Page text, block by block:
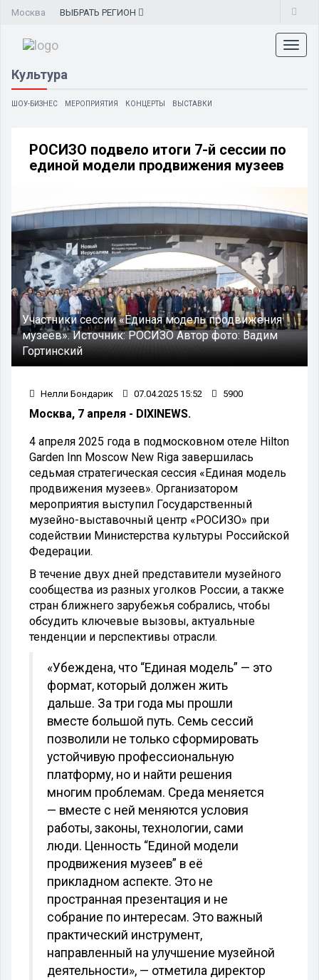
Москва ВЫБРАТЬ РЕГИОН
Культура
ШОУ-БИЗНЕС МЕРОПРИЯТИЯ КОНЦЕРТЫ ВЫСТАВКИ
РОСИЗО подвело итоги 7-й сессии по
единой модели продвижения музеев
Участники сессии «Единая модель продвижения
музеев».Источник:РОСИЗОАвтор фото: Вадим
Гортинский
Нелли Бондарик 07.04.2025 15:52 5900
Москва, 7 апреля - DIXINEWS.
4 апреля 2025 года в подмосковном отеле Hilton
Garden Inn Moscow New Riga завершилась
седьмая стратегическая сессия «Единая модель
продвижения музеев». Организатором
мероприятия выступил Государственный
музейно-выставочный центр «РОСИЗО» при
содействии Министерства культуры Российской
Федерации.
В течение двух дней представители музейного
сообщества из разных уголков России, а также
стран ближнего зарубежья собрались, чтобы
обсудить ключевые вызовы, актуальные
тенденции и перспективы отрасли.
«Убеждена, что “Единая модель” — это
формат, который должен жить
дальше. За три года мы прошли
вместе большой путь. Семь сессий
позволили не только сформировать
устойчивую профессиональную
платформу, но и найти решения
многим проблемам. Среда меняется
— вместе с ней меняются условия
работы, законы, технологии, сами
люди. Ценность “Единой модели
продвижения музеев” в её
прикладном аспекте. Это не
пространная презентация и не
собрание по интересам. Это важный
практический инструмент,
направленный на улучшение музейной
деятельности», — отметила директор